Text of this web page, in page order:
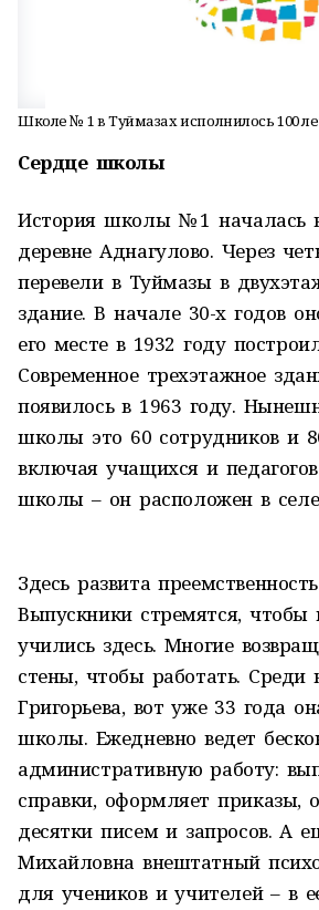
Школе № 1 в Туймазах исполнилось 100
Сердце школы
История школы № 1 началась
деревне Аднагулово. Через
перевели в Туймазы в
здание. В начале 30-х годов
его месте в 1932 году
Современное трехэтажное
появилось в 1963 году.
школы это 60 сотрудников и
включая учащихся и
школы – он расположен в
Здесь развита
Выпускники стремятся,
учились здесь. Многие
стены, чтобы работать. Среди
Григорьева, вот уже 33 года
школы. Ежедневно ведет
административную работу:
справки, оформляет приказы,
десятки писем и запросов. А
Михайловна внештатный
для учеников и учителей – в